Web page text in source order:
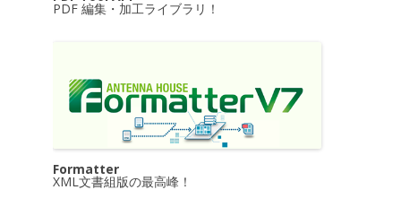
PDF 編集・加工ライブラリ！
Formatter
XML文書組版の最高峰！